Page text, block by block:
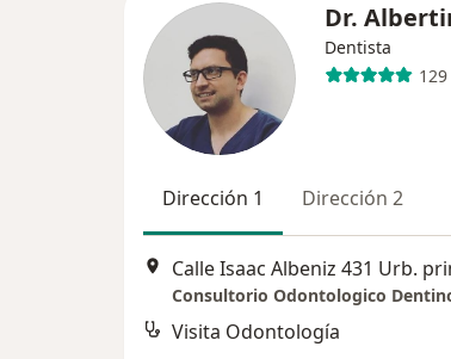
Dr.
Dentista
Dirección 1 Dirección 2
Consultorio Odontologico
Visita Odontología